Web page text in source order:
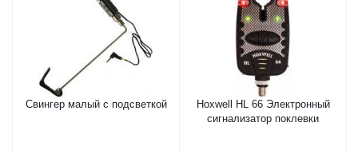
Свингер малый с подсветкой
Hoxwell HL 66 Электронный
сигнализатор поклевки